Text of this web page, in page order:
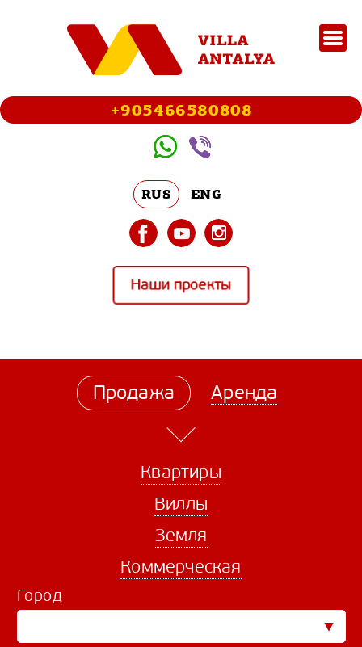
+905466580808
Наши проекты
RUS ENG
Квартиры
Виллы
Земля
Коммерческая
Продажа Аренда
Город